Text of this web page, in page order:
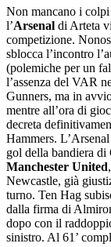
Non mancano i
l’Arsenal di Arteta
competizione.
sblocca l’incontro
(polemiche per un
l’assenza del VAR
Gunners, ma in
mentre all’ora di
decreta
Hammers.
gol della bandiera di
Manchester United
Newcastle, già
turno. Ten Hag
dalla firma di
dopo con il
sinistro. Al 61’